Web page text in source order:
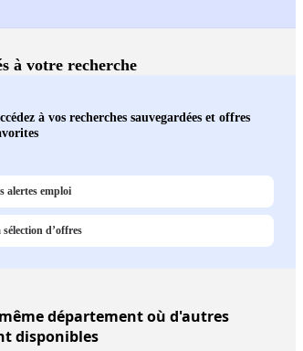
à votre recherche
à vos recherches sauvegardées et offres
alertes emploi
sélection d’offres
département où d'autres
disponibles